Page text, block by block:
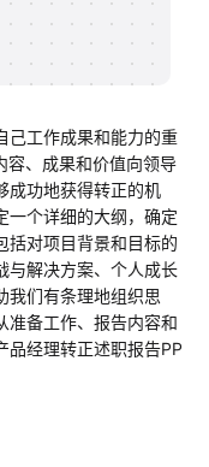
己工作成果和能力的重
容、成果和价值向领导
成功地获得转正的机
一个详细的大纲，确定
括对项目背景和目标的
与解决方案、个人成长
我们有条理地组织思
准备工作、报告内容和
品经理转正述职报告PP